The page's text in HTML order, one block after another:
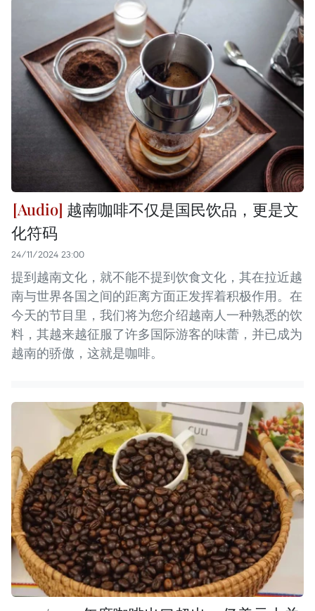
越南咖啡不仅是国民饮品，更是文
化符码
24/11/2024 23:00
提到越南文化，就不能不提到饮食文化，其在拉近越
南与世界各国之间的距离方面正发挥着积极作用。在
今天的节目里，我们将为您介绍越南人一种熟悉的饮
料，其越来越征服了许多国际游客的味蕾，并已成为
越南的骄傲，这就是咖啡。